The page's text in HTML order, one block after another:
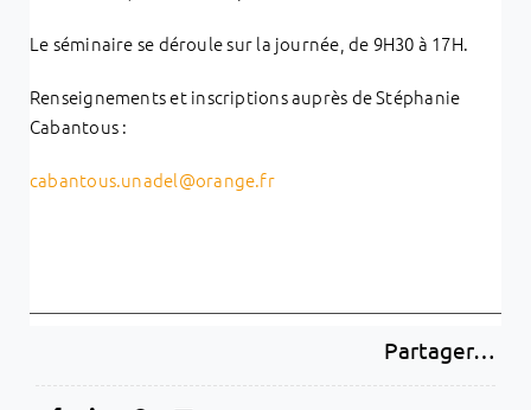
Le séminaire se déroule sur la journée, de 9H30 à 17H.
Renseignements et inscriptions auprès de Stéphanie
Cabantous :
cabantous.unadel@orange.fr
Partager…